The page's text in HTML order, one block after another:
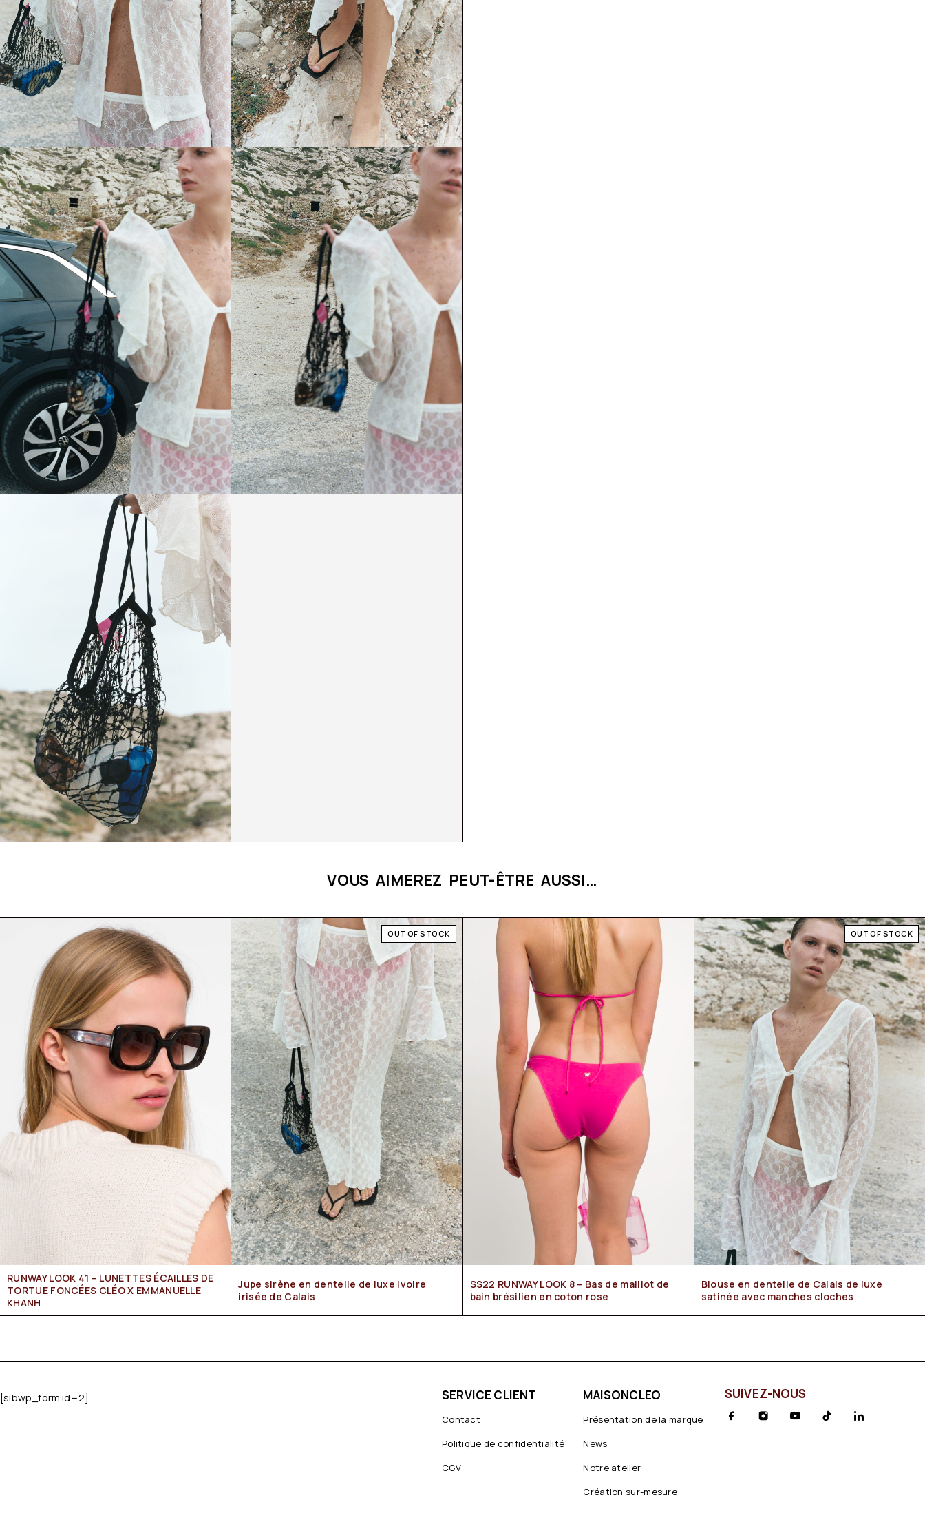
VOUS AIMEREZ PEUT-ÊTRE AUSSI…
RUNWAY LOOK 41 – LUNETTES ÉCAILLES DE
TORTUE FONCÉES CLÉO X EMMANUELLE
KHANH
OUT OF STOCK
Jupe sirène en dentelle de luxe ivoire
irisée de Calais
SS22 RUNWAY LOOK 8 – Bas de maillot de
bain brésilien en coton rose
OUT OF STOCK
Blouse en dentelle de Calais de luxe
satinée avec manches cloches
[sibwp_form id=2] SERVICE CLIENT
Contact
Politique de confidentialité
CGV
MAISONCLEO
Présentation de la marque
News
Notre atelier
Création sur-mesure
SUIVEZ-NOUS